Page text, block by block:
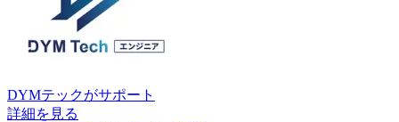
DYMテックがサポート
詳細を見る